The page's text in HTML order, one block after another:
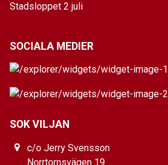
Stadsloppet 2 juli
SOCIALA MEDIER
SOK VILJAN
c/o Jerry Svensson
Norrtornsvägen 19